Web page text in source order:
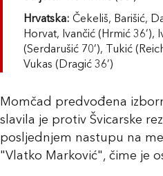
Hrvatska: Čekeliš, Barišić,
Horvat, Ivančić (Hrmić 36’),
(Serdarušić 70’), Tukić
Vukas (Dragić 36’)
Momčad predvođena
slavila je protiv Švicarske
posljednjem nastupu na
"Vlatko Marković", čime je